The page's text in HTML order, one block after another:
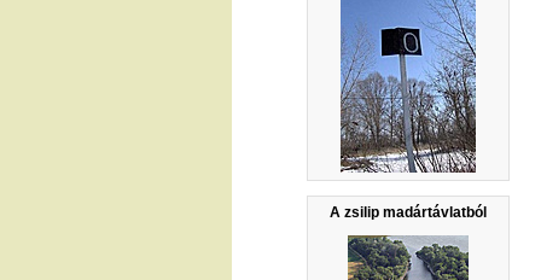
A zsilip madártávlatból